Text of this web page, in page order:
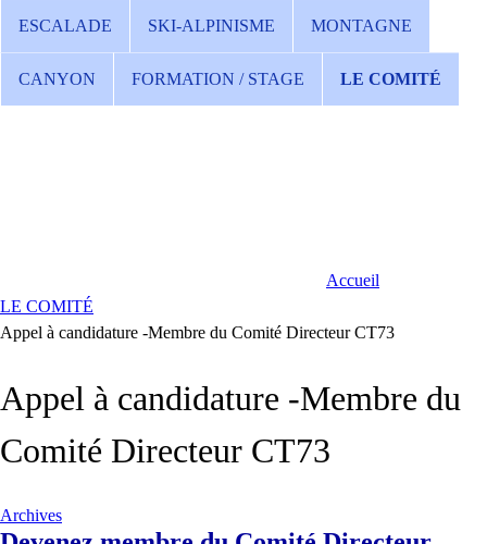
ESCALADE SKI-ALPINISME MONTAGNE
CANYON FORMATION / STAGE LE COMITÉ
Accueil
LE COMITÉ
Appel à candidature -Membre du Comité Directeur CT73
Appel à candidature -Membre du
Comité Directeur CT73
Archives